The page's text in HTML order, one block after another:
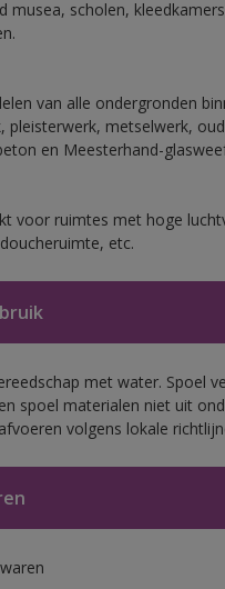
musea, scholen,
van alle ondergronden
pleisterwerk, metselwerk,
en Meesterhand-
voor ruimtes met hoge
etc.
met water. Spoel
spoel materialen niet uit
volgens lokale